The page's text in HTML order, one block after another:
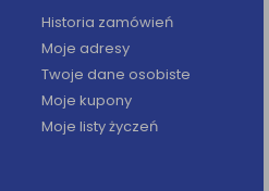
Historia zamówień
Moje adresy
Twoje dane osobiste
Moje kupony
Moje listy życzeń